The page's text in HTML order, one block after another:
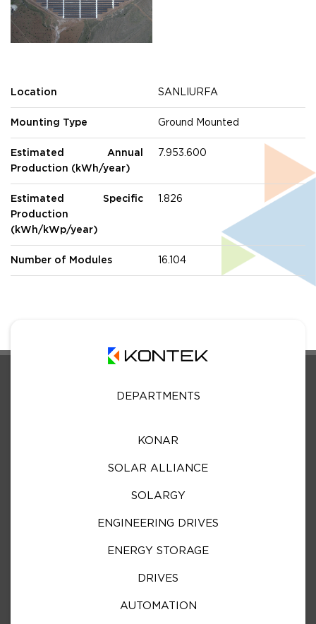
Location SANLIURFA
Mounting Type Ground Mounted
Estimated Annual
Production (kWh/year)
7.953.600
Estimated Specific
Production
(kWh/kWp/year)
1.826
Number of Modules 16.104
DEPARTMENTS
KONAR
SOLAR ALLIANCE
SOLARGY
ENGINEERING DRIVES
ENERGY STORAGE
DRIVES
AUTOMATION